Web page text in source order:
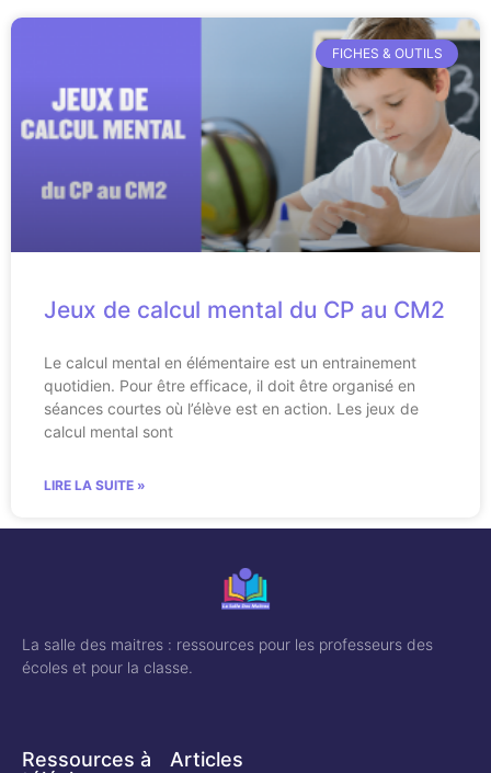
FICHES & OUTILS
Jeux de calcul mental du CP au CM2
Le calcul mental en élémentaire est un entrainement
quotidien. Pour être efficace, il doit être organisé en
séances courtes où l’élève est en action. Les jeux de
calcul mental sont
LIRE LA SUITE »
La salle des maitres : ressources pour les professeurs des
écoles et pour la classe.
Ressources à
Articles